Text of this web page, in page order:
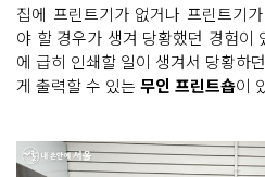
집에 프린트기가 없거나 프린트기
야 할 경우가 생겨 당황했던 경험이
에 급히 인쇄할 일이 생겨서 당황하
게 출력할 수 있는 무인 프린트숍이